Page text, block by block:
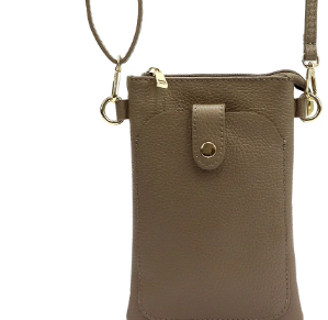
Doporučujeme